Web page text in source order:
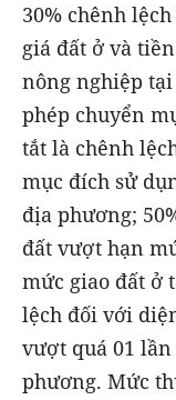
30% chênh
giá đất ở và
nông nghiệp
phép chuyển
tắt là chênh
mục đích sử
địa phương;
đất vượt hạn
mức giao đất ở
lệch đối với
vượt quá 01
phương. Mức